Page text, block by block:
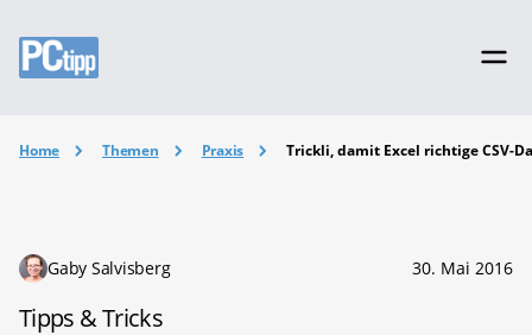
Home Themen Praxis Trickli, damit Excel richtige CSV-
Gaby Salvisberg 30. Mai 2016
Tipps & Tricks